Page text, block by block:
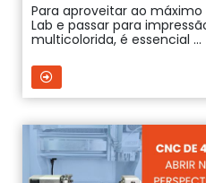
Para aproveitar ao
Lab e passar para
multicolorida, é essencial ...